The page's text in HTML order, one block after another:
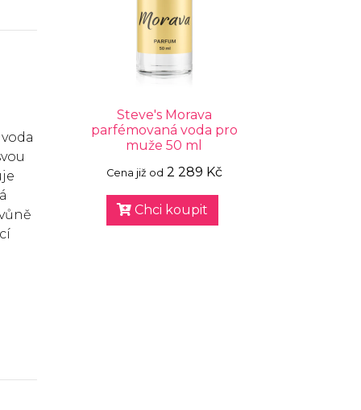
Steve's Morava
parfémovaná voda pro
muže 50 ml
Cena již od 2 289 Kč
Chci koupit